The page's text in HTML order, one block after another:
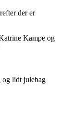
der er
Kampe og
lidt julebag